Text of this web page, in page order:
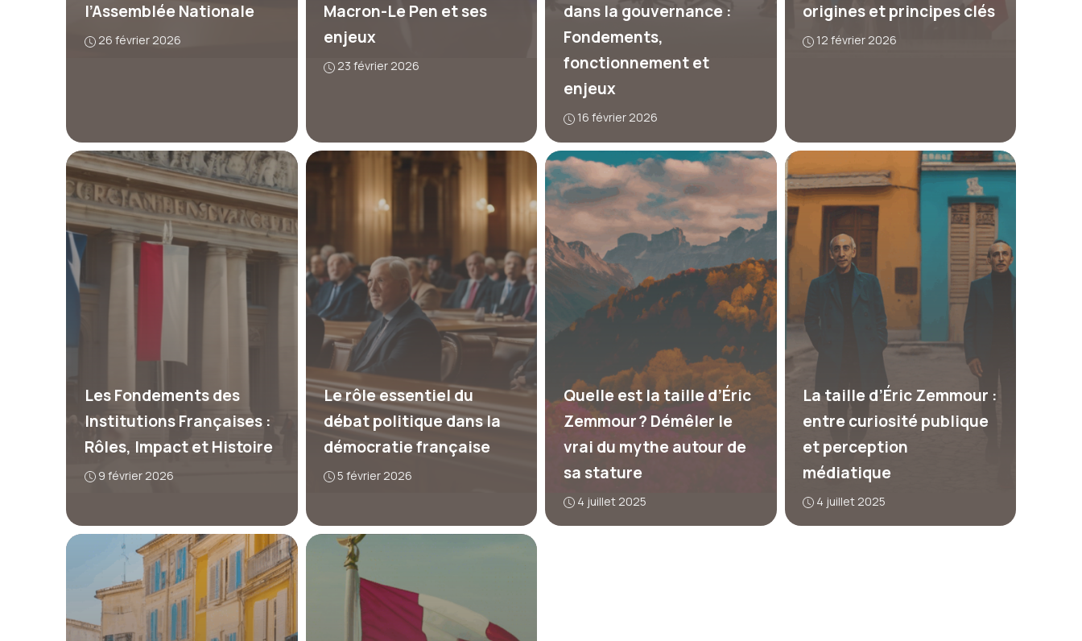
l’Assemblée Nationale
26 février 2026
Macron-Le Pen et ses
enjeux
23 février 2026
dans la gouvernance :
Fondements,
fonctionnement et
enjeux
16 février 2026
origines et principes clés
12 février 2026
Les Fondements des
Institutions Françaises :
Rôles, Impact et Histoire
9 février 2026
Le rôle essentiel du
débat politique dans la
démocratie française
5 février 2026
Quelle est la taille d’Éric
Zemmour ? Démêler le
vrai du mythe autour de
sa stature
4 juillet 2025
La taille d’Éric Zemmour :
entre curiosité publique
et perception
médiatique
4 juillet 2025